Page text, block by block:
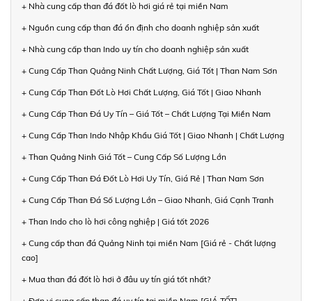
+ Nhà cung cấp than đá đốt lò hơi giá rẻ tại miền Nam
+ Nguồn cung cấp than đá ổn định cho doanh nghiệp sản xuất
+ Nhà cung cấp than Indo uy tín cho doanh nghiệp sản xuất
+ Cung Cấp Than Quảng Ninh Chất Lượng, Giá Tốt | Than Nam Sơn
+ Cung Cấp Than Đốt Lò Hơi Chất Lượng, Giá Tốt | Giao Nhanh
+ Cung Cấp Than Đá Uy Tín – Giá Tốt – Chất Lượng Tại Miền Nam
+ Cung Cấp Than Indo Nhập Khẩu Giá Tốt | Giao Nhanh | Chất Lượng
+ Than Quảng Ninh Giá Tốt – Cung Cấp Số Lượng Lớn
+ Cung Cấp Than Đá Đốt Lò Hơi Uy Tín, Giá Rẻ | Than Nam Sơn
+ Cung Cấp Than Đá Số Lượng Lớn – Giao Nhanh, Giá Cạnh Tranh
+ Than Indo cho lò hơi công nghiệp | Giá tốt 2026
+ Cung cấp than đá Quảng Ninh tại miền Nam [Giá rẻ - Chất lượng
cao]
+ Mua than đá đốt lò hơi ở đâu uy tín giá tốt nhất?